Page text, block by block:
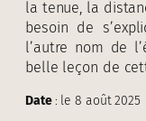
la tenue, la
besoin de
l’autre nom de
belle leçon de
Date: le 8 août 2025